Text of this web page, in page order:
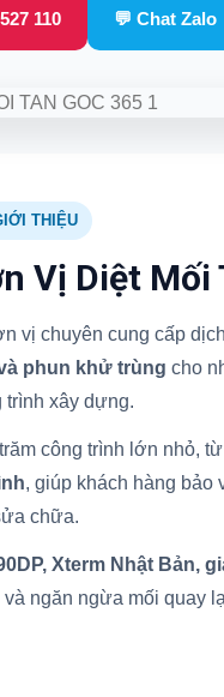
110 💬 Chat Zalo
THIỆU
Vị Diệt Mối
vị chuyên cung cấp
phun khử trùng cho
trình xây dựng.
công trình lớn nhỏ, từ
, giúp khách hàng bảo
chữa.
Xterm Nhật Bản,
ngăn ngừa mối quay